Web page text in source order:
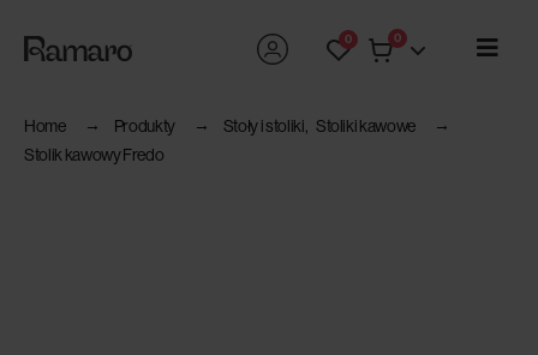
0 0
Home Produkty Stoły i stoliki
Stoliki kawowe
Stolik kawowy Fredo